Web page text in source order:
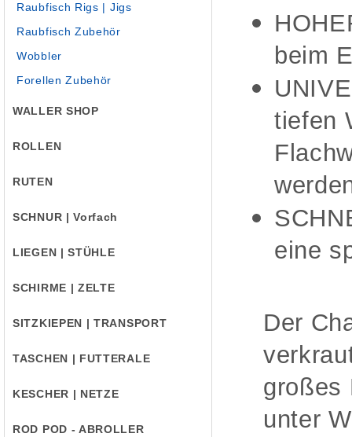
Raubfisch Rigs | Jigs
Raubfisch Zubehör
Wobbler
Forellen Zubehör
WALLER SHOP
ROLLEN
RUTEN
SCHNUR | Vorfach
LIEGEN | STÜHLE
SCHIRME | ZELTE
SITZKIEPEN | TRANSPORT
TASCHEN | FUTTERALE
KESCHER | NETZE
ROD POD - ABROLLER
beim
tiefen
eine
Der
großes
unter